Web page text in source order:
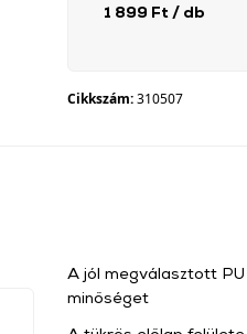
1 899 Ft / db
Cikkszám:310507
A jól megválasztott
minőséget